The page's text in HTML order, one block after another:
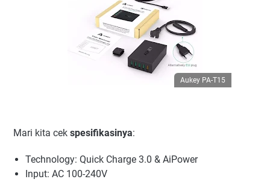
Aukey PA-T15
Mari kita cek spesifikasinya:
Technology: Quick Charge 3.0 & AiPower
Input: AC 100-240V